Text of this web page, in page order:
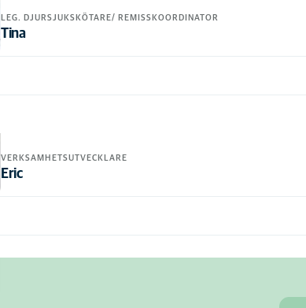
LEG. DJURSJUKSKÖTARE/ REMISSKOORDINATOR
Tina
VERKSAMHETSUTVECKLARE
Eric